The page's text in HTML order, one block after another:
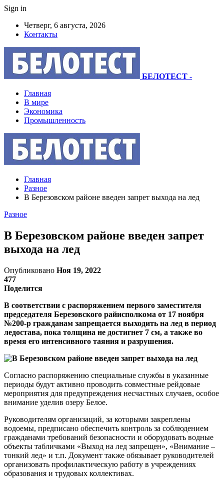
Sign in
Четверг, 6 августа, 2026
Контакты
БЕЛОТЕСТ -
Главная
В мире
Экономика
Промышленность
Главная
Разное
В Березовском районе введен запрет выхода на лед
Разное
В Березовском районе введен запрет
выхода на лед
Опубликовано Ноя 19, 2022
477
Поделится
В соответствии с распоряжением первого заместителя
председателя Березовского райисполкома от 17 ноября
№200-р гражданам запрещается выходить на лед в период
ледостава, пока толщина не достигнет 7 см, а также во
время его интенсивного таяния и разрушения.
Согласно распоряжению специальные службы в указанные
периоды будут активно проводить совместные рейдовые
мероприятия для предупреждения несчастных случаев, особое
внимание уделив озеру Белое.
Руководителям организаций, за которыми закреплены
водоемы, предписано обеспечить контроль за соблюдением
гражданами требований безопасности и оборудовать водные
объекты табличками «Выход на лед запрещен», «Внимание –
тонкий лед» и т.п. Документ также обязывает руководителей
организовать профилактическую работу в учреждениях
образования и трудовых коллективах.